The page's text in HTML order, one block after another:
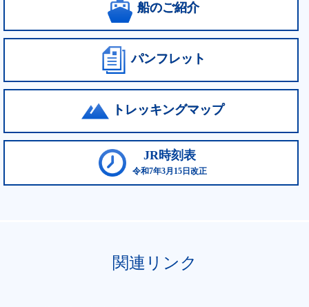
船のご紹介
パンフレット
トレッキングマップ
JR時刻表
令和7年3月15日改正
関連リンク